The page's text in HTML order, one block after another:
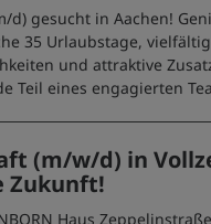
d) gesucht in Aachen!
35 Urlaubstage,
und attraktive
Teil eines engagierten
(m/w/d) in
Zukunft!
Haus